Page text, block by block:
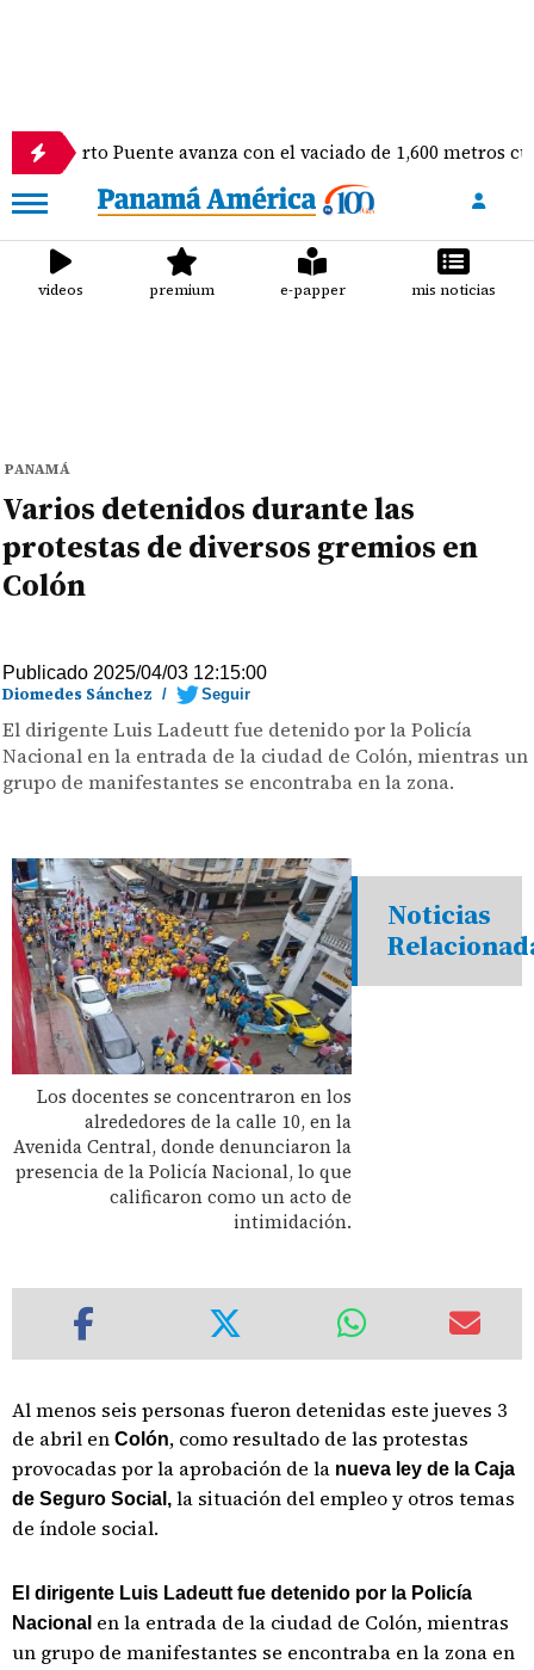
avanza con el vaciado de 1,600 metros cúbicos de
videos premium e-papper mis noticias
PANAMÁ
Varios detenidos durante las
protestas de diversos gremios en
Colón
Publicado 2025/04/03 12:15:00
Diomedes Sánchez / Seguir
El dirigente Luis Ladeutt fue detenido por la Policía
Nacional en la entrada de la ciudad de Colón, mientras un
grupo de manifestantes se encontraba en la zona.
Los docentes se concentraron en los
alrededores de la calle 10, en la
Avenida Central, donde denunciaron la
presencia de la Policía Nacional, lo que
calificaron como un acto de
intimidación.
Noticias
Al menos seis personas fueron detenidas este jueves 3
de abril en Colón, como resultado de las protestas
provocadas por la aprobación de la nueva ley de la Caja
de Seguro Social, la situación del empleo y otros temas
de índole social.
El dirigente Luis Ladeutt fue detenido por la Policía
Nacional en la entrada de la ciudad de Colón, mientras
un grupo de manifestantes se encontraba en la zona en